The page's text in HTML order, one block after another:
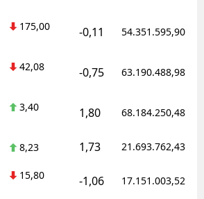
175,00 -0,11 54.351.595,90
42,08 -0,75 63.190.488,98
3,40 1,80 68.184.250,48
8,23 1,73 21.693.762,43
15,80 -1,06 17.151.003,52